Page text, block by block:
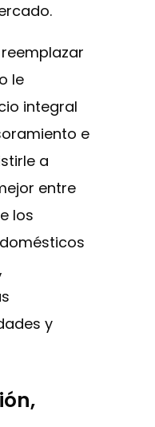
le
integral
e
a
entre
los
y